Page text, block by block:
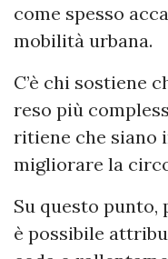
come spesso
mobilità urbana.
C’è chi sostiene
reso più
ritiene che siano
migliorare la
Su questo punto,
è possibile